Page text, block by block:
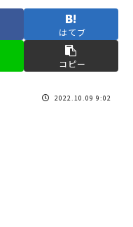
はてブ
コピー
2022.10.09 9:02